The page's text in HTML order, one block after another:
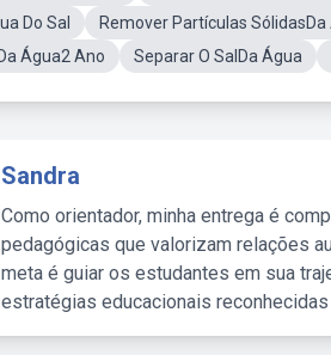
Do Sal
Remover Partículas SólidasDa
Água2 Ano
Separar O SalDa Água
Sandra
Como orientador, minha entrega é
pedagógicas que valorizam relações
meta é guiar os estudantes em sua
estratégias educacionais